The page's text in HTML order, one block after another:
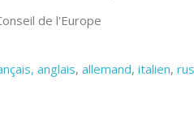
de l'Europe
anglais, allemand, italien,